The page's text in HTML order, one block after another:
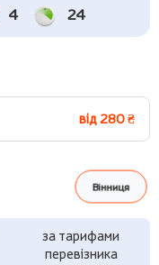
4 24
від 280 ₴
Вінниця
за тарифами
перевізника